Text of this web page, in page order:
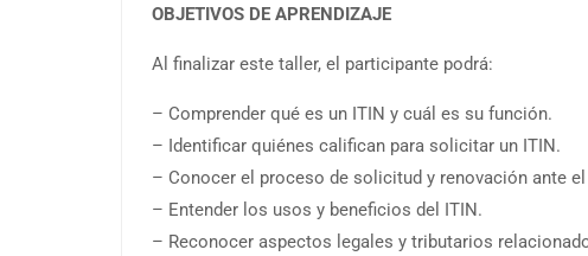
OBJETIVOS DE APRENDIZAJE
Al finalizar este taller, el participante podrá:
– Comprender qué es un ITIN y cuál es su función.
– Identificar quiénes califican para solicitar un ITIN.
– Conocer el proceso de solicitud y renovación ante el
– Entender los usos y beneficios del ITIN.
– Reconocer aspectos legales y tributarios